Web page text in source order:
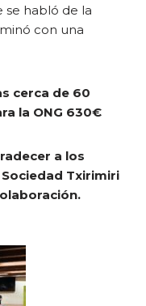
habló de la
con una
cerca de 60
la ONG 630€
a los
Txirimiri